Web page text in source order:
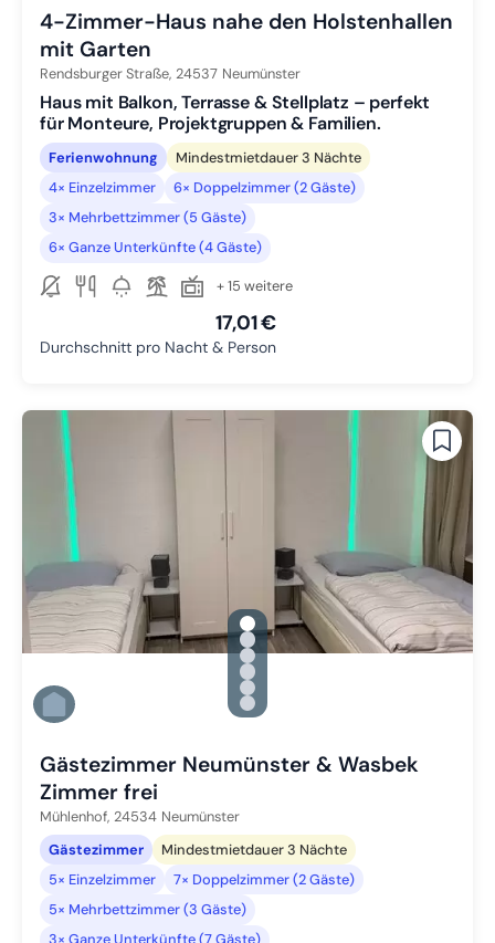
4-Zimmer-Haus nahe den Holstenhallen
mit Garten
Rendsburger Straße, 24537 Neumünster
Haus mit Balkon, Terrasse & Stellplatz – perfekt
für Monteure, Projektgruppen & Familien.
Ferienwohnung
Mindestmietdauer 3 Nächte
4× Einzelzimmer
6× Doppelzimmer (2 Gäste)
3× Mehrbettzimmer (5 Gäste)
6× Ganze Unterkünfte (4 Gäste)
+ 15 weitere
17,01 €
Durchschnitt pro Nacht & Person
gallery.slide_selector
Zu Slide 1 wechseln
Zu Slide 2 wechseln
Zu Slide 3 wechseln
Zu Slide 4 wechseln
Zu Slide 5 wechseln
Zu Slide 6 wechseln
Gästezimmer Neumünster & Wasbek
Zimmer frei
Mühlenhof, 24534 Neumünster
Gästezimmer
Mindestmietdauer 3 Nächte
5× Einzelzimmer
7× Doppelzimmer (2 Gäste)
5× Mehrbettzimmer (3 Gäste)
3× Ganze Unterkünfte (7 Gäste)